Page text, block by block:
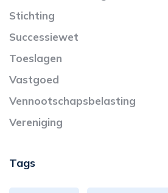
Stichting
Successiewet
Toeslagen
Vastgoed
Vennootschapsbelasting
Vereniging
Tags